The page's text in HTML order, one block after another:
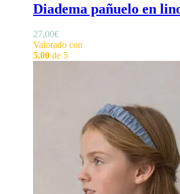
27,00€
Valorado con
5.00de 5